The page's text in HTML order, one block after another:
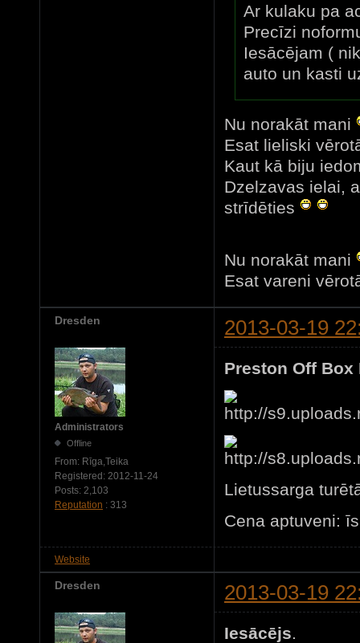
Ar kulaku pa
Precīzi
Iesācējam (
auto un kasti
Nu norakāt mani
Esat lieliski
Kaut kā biju
Dzelzavas ielai,
strīdēties
Nu norakāt mani
Esat vareni
Dresden 2013-03-19
Administrators
Offline
From: Rīga,Teika
Registered: 2012-11-24
Posts: 2,103
Reputation : 313
Preston Off
Lietussarga
Cena aptuveni:
Website
Dresden 2013-03-19
Iesācējs